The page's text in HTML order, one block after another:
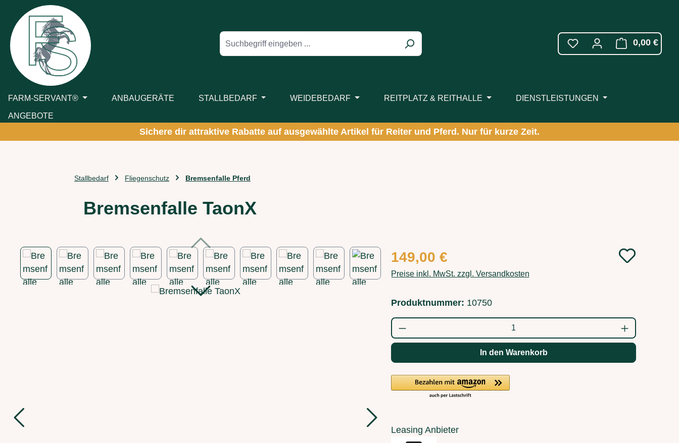
Hauptinhalt springen
Zur Suche springen
Zur Hauptnavigation springen
0,00 €
FARM-SERVANT® ANBAUGERÄTE STALLBEDARF WEIDEBEDARF REITPLATZ & REITHALLE DIENSTLEISTUNGEN
ANGEBOTE
Sichere dir attraktive Rabatte auf ausgewählte Artikel für Reiter und Pferd. Nur für kurze Zeit.
Stallbedarf Fliegenschutz Bremsenfalle Pferd
Bremsenfalle TaonX
Bildergalerie überspringen Regulärer Preis:
149,00 €
Preise inkl. MwSt. zzgl. Versandkosten
Produktnummer: 10750
Produkt Anzahl: Gib den gewünschten Wert ein
In den Warenkorb
Leasing Anbieter